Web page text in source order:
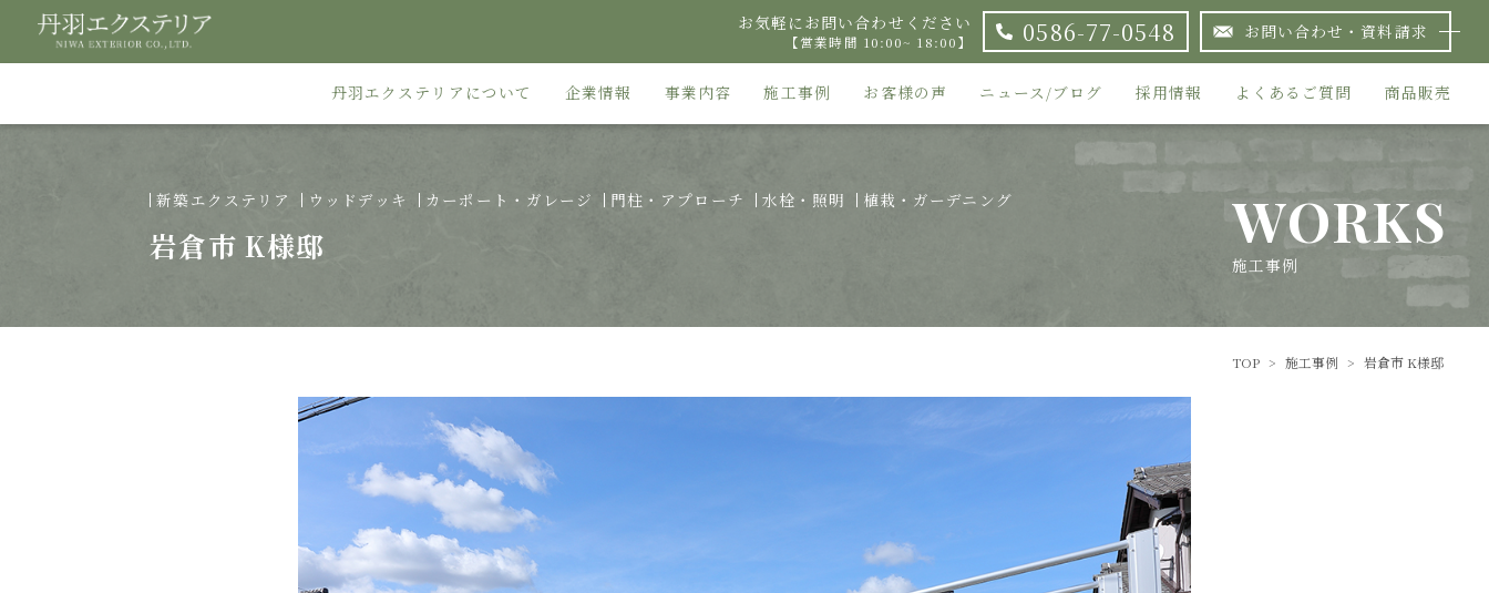
お気軽にお問い合わせください
【営業時間 10:00~ 18:00】 0586-77-0548 お問い合わせ・資料請求
丹羽エクステリアについて 企業情報 事業内容 施工事例 お客様の声 ニュース/ブログ 採用情報 よくあるご質問 商品販売
新築エクステリア ウッドデッキ カーポート・ガレージ 門柱・アプローチ 水栓・照明 植栽・ガーデニング
岩倉市 K様邸 WORKS
施工事例
TOP > 施工事例 > 岩倉市 K様邸